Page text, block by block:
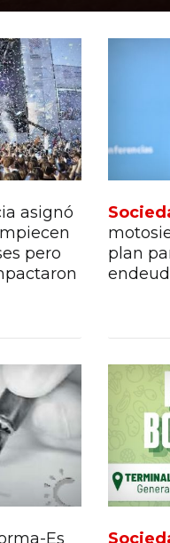
asignó
pero
plan
Es